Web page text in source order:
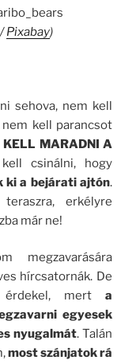
/Pixabay)
sehova, nem kell
kell parancsot
KELL MARADNI A
csinálni, hogy
ki a bejárati ajtón.
erkélyre
már ne!
megzavarására
hírcsatornák. De
mert a
egyesek
nyugalmát. Talán
most szánjatok rá